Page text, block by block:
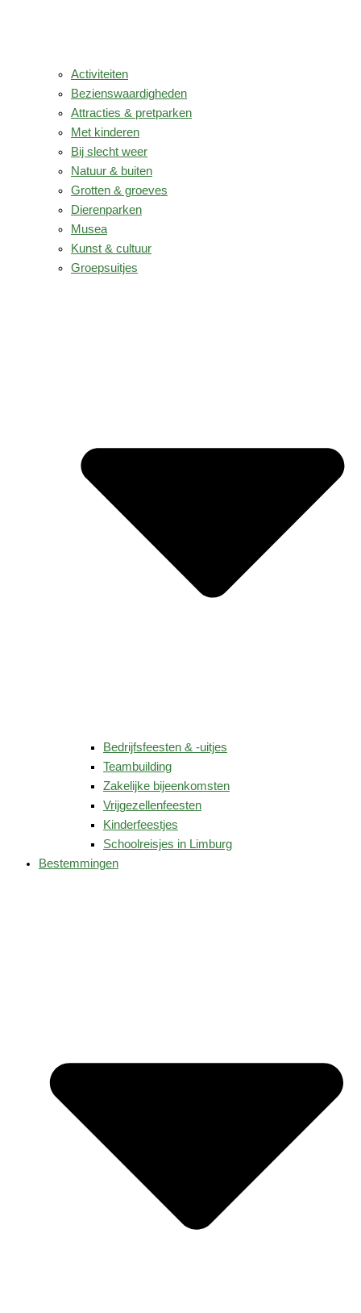
Activiteiten
Bezienswaardigheden
Attracties & pretparken
Met kinderen
Bij slecht weer
Natuur & buiten
Grotten & groeves
Dierenparken
Musea
Kunst & cultuur
Groepsuitjes
Bedrijfsfeesten & -uitjes
Teambuilding
Zakelijke bijeenkomsten
Vrijgezellenfeesten
Kinderfeestjes
Schoolreisjes in Limburg
Bestemmingen